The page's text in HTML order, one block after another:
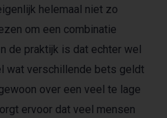
helemaal niet zo
om een combinatie
de praktijk is dat echter wel
wat verschillende bets geldt
over een veel te lage
ervoor dat veel mensen